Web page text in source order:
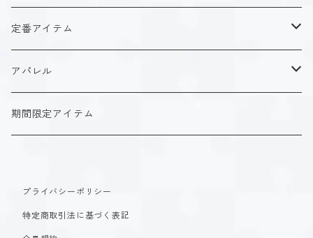
ISFJ（花園 明日香）
INFP（夜月 夢乃）
アクリルストラップ
アクリルスタンド
タイプ１-正す人
タイプ２-助ける人
ホーリーデザイン
ダークデザイン
定番アイテム
アクリルスタンド
マグカップ
魔法スタイル
生命魔法~Vitality~
自然魔法~Elemental~
創造魔法~Genesis~
αシリーズ
βシリーズ
アクリルストラップ
アクリルスタンド
定番アイテム
アクリルストラップ
アクリルスタンド
アパレル
Tシャツ
パーカー
期間限定アイテム
プライバシーポリシー
特定商取引法に基づく表記